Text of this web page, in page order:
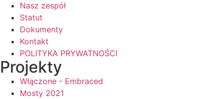
Nasz zespół
Statut
Dokumenty
Kontakt
POLITYKA PRYWATNOŚCI
Projekty
Włączone - Embraced
Mosty 2021